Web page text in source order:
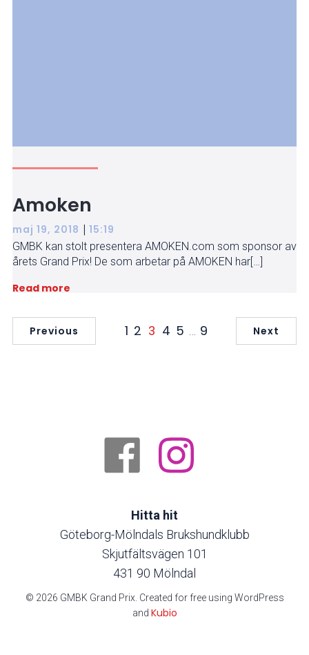
Amoken
maj 19, 2018 | 15:19
GMBK kan stolt presentera AMOKEN.com som sponsor av
årets Grand Prix! De som arbetar på AMOKEN har[…]
Read more
Previous 1 2 3 4 5 9 Next
Hitta hit
Göteborg-Mölndals Brukshundklubb
Skjutfältsvägen 101
431 90 Mölndal
© 2026 GMBK Grand Prix. Created for free using WordPress
and Kubio